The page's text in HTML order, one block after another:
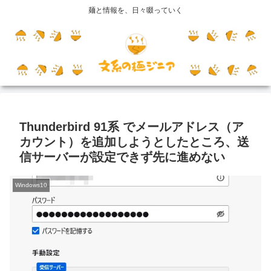
麺と情報を、日々啜っていく
Thunderbird 91系 でメールアドレス（ア
カウント）を追加しようとしたところ、送
信サーバーが設定できず先に進めない
Windows10